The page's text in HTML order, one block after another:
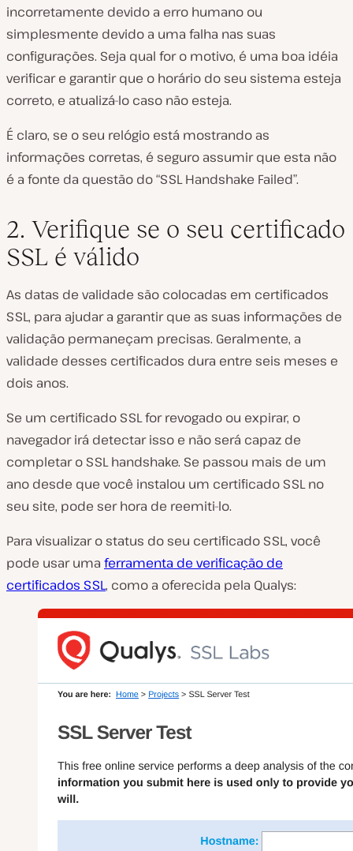
incorretamente devido a erro humano ou
simplesmente devido a uma falha nas suas
configurações. Seja qual for o motivo, é uma boa idéia
verificar e garantir que o horário do seu sistema esteja
correto, e atualizá-lo caso não esteja.
É claro, se o seu relógio está mostrando as
informações corretas, é seguro assumir que esta não
é a fonte da questão do “SSL Handshake Failed”.
2. Verifique se o seu certificado
SSL é válido
As datas de validade são colocadas em certificados
SSL, para ajudar a garantir que as suas informações de
validação permaneçam precisas. Geralmente, a
validade desses certificados dura entre seis meses e
dois anos.
Se um certificado SSL for revogado ou expirar, o
navegador irá detectar isso e não será capaz de
completar o SSL handshake. Se passou mais de um
ano desde que você instalou um certificado SSL no
seu site, pode ser hora de reemiti-lo.
Para visualizar o status do seu certificado SSL, você
pode usar uma ferramenta de verificação de
certificados SSL, como a oferecida pela Qualys: